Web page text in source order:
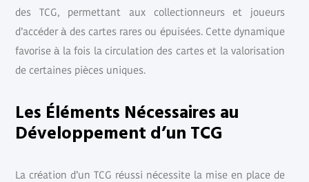
des TCG, permettant aux collectionneurs et joueurs
d’accéder à des cartes rares ou épuisées. Cette dynamique
favorise à la fois la circulation des cartes et la valorisation
de certaines pièces uniques.
Les Éléments Nécessaires au
Développement d’un TCG
La création d’un TCG réussi nécessite la mise en place de